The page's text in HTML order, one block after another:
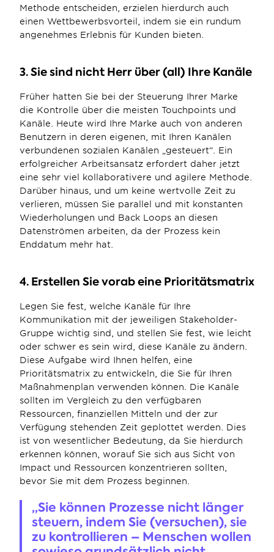
Methode entscheiden, erzielen hierdurch auch
einen Wettbewerbsvorteil, indem sie ein rundum
angenehmes Erlebnis für Kunden bieten.
3. Sie sind nicht Herr über (all) Ihre Kanäle
Früher hatten Sie bei der Steuerung Ihrer Marke
die Kontrolle über die meisten Touchpoints und
Kanäle. Heute wird Ihre Marke auch von anderen
Benutzern in deren eigenen, mit Ihren Kanälen
verbundenen sozialen Kanälen „gesteuert“. Ein
erfolgreicher Arbeitsansatz erfordert daher jetzt
eine sehr viel kollaborativere und agilere Methode.
Darüber hinaus, und um keine wertvolle Zeit zu
verlieren, müssen Sie parallel und mit konstanten
Wiederholungen und Back Loops an diesen
Datenströmen arbeiten, da der Prozess kein
Enddatum mehr hat.
4. Erstellen Sie vorab eine Prioritätsmatrix
Legen Sie fest, welche Kanäle für Ihre
Kommunikation mit der jeweiligen Stakeholder-
Gruppe wichtig sind, und stellen Sie fest, wie leicht
oder schwer es sein wird, diese Kanäle zu ändern.
Diese Aufgabe wird Ihnen helfen, eine
Prioritätsmatrix zu entwickeln, die Sie für Ihren
Maßnahmenplan verwenden können. Die Kanäle
sollten im Vergleich zu den verfügbaren
Ressourcen, finanziellen Mitteln und der zur
Verfügung stehenden Zeit geplottet werden. Dies
ist von wesentlicher Bedeutung, da Sie hierdurch
erkennen können, worauf Sie sich aus Sicht von
Impact und Ressourcen konzentrieren sollten,
bevor Sie mit dem Prozess beginnen.
„Sie können Prozesse nicht länger
steuern, indem Sie (versuchen), sie
zu kontrollieren – Menschen wollen